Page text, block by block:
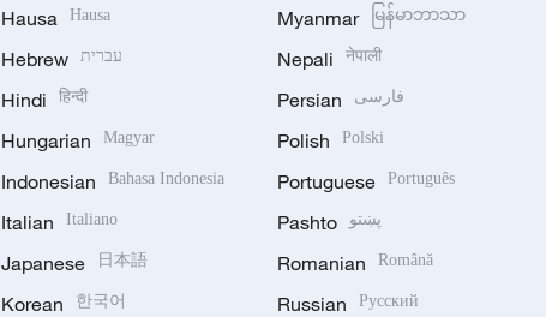
Hausa Hausa
Hebrew עברית
Hindi हिन्दी
Hungarian Magyar
Indonesian Bahasa Indonesia
Italian Italiano
Japanese 日本語
Korean 한국어
Myanmar မြန်မာဘာသာ
Nepali नेपाली
Persian فارسی
Polish Polski
Portuguese Português
Pashto پښتو
Romanian Română
Russian Русский